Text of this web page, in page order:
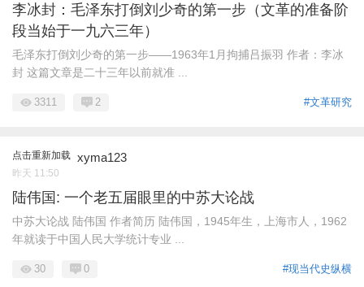
李冰封：毛泽东打倒刘少奇的第一步（文革的准备阶
段当始于一九六三年）
毛泽东打倒刘少奇的第一步——1963年1月拘捕吕振羽 作者：李冰
封 这篇文章是二十三年以前就准 ...
#文革研究
3311 2
点击重新加载 xyma123
昨天 11:50
陆伟国: 一个老五届眼里的中苏大论战
中苏大论战 陆伟国 作者简历 陆伟国，1945年生，上海市人，1962
年就读于中国人民大学统计专业 ...
#现当代史纵横
30 0